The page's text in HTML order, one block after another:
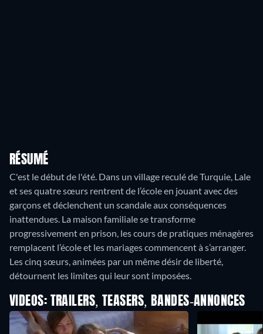
RÉSUMÉ
C'est le début de l'été. Dans un village reculé de Turquie, Lale
et ses quatre sœurs rentrent de l’école en jouant avec des
garçons et déclenchent un scandale aux conséquences
inattendues. La maison familiale se transforme
progressivement en prison, les cours de pratiques ménagères
remplacent l’école et les mariages commencent à s’arranger.
Les cinq sœurs, animées par un même désir de liberté,
détournent les limites qui leur sont imposées.
VIDEOS: TRAILERS, TEASERS, BANDES-ANNONCES